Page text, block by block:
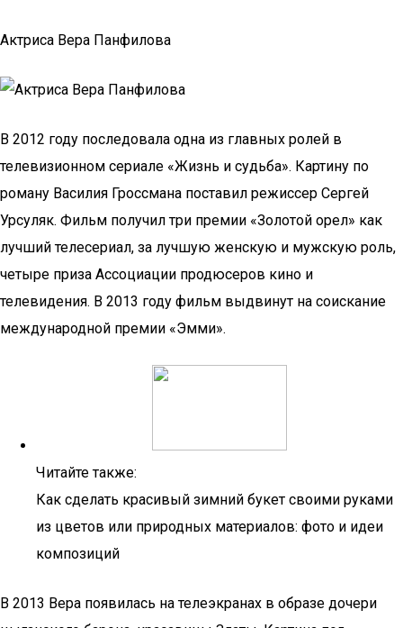
Актриса Вера Панфилова
В 2012 году последовала одна из главных ролей в
телевизионном сериале «Жизнь и судьба». Картину по
роману Василия Гроссмана поставил режиссер Сергей
Урсуляк. Фильм получил три премии «Золотой орел» как
лучший телесериал, за лучшую женскую и мужскую роль,
четыре приза Ассоциации продюсеров кино и
телевидения. В 2013 году фильм выдвинут на соискание
международной премии «Эмми».
Читайте также:
Как сделать красивый зимний букет своими руками
из цветов или природных материалов: фото и идеи
композиций
В 2013 Вера появилась на телеэкранах в образе дочери